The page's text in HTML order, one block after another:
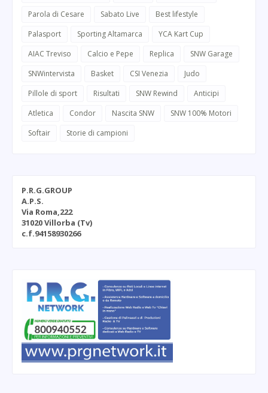
Parola di Cesare
Sabato Live
Best lifestyle
Palasport
Sporting Altamarca
YCA Kart Cup
AIAC Treviso
Calcio e Pepe Replica
SNW Garage
SNWintervista
Basket CSI Venezia
Judo
Pillole di sport
Risultati SNW Rewind
Anticipi
Atletica
Condor Nascita SNW
SNW 100% Motori
Softair
Storie di campioni
P.R.G.GROUP
A.P.S.
Via Roma,222
31020 Villorba (Tv)
c.f.94158930266